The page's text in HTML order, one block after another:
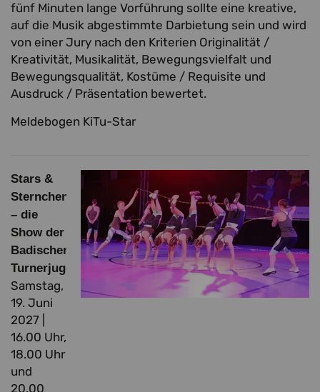
fünf Minuten lange Vorführung sollte eine kreative,
auf die Musik abgestimmte Darbietung sein und wird
von einer Jury nach den Kriterien Originalität /
Kreativität, Musikalität, Bewegungsvielfalt und
Bewegungsqualität, Kostüme / Requisite und
Ausdruck / Präsentation bewertet.
Meldebogen KiTu-Star
Stars &
Sternchen
– die
Show der
Badischen
Turnerjugend
Samstag,
19. Juni
2027 |
16.00 Uhr,
18.00 Uhr
und
20.00